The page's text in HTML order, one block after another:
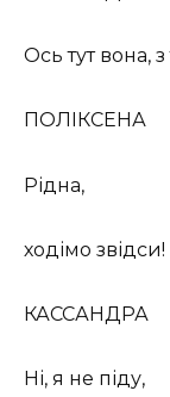
Ось тут вона,
ПОЛІКСЕНА
Рідна,
ходімо звідси!
КАССАНДРА
Ні, я не піду,